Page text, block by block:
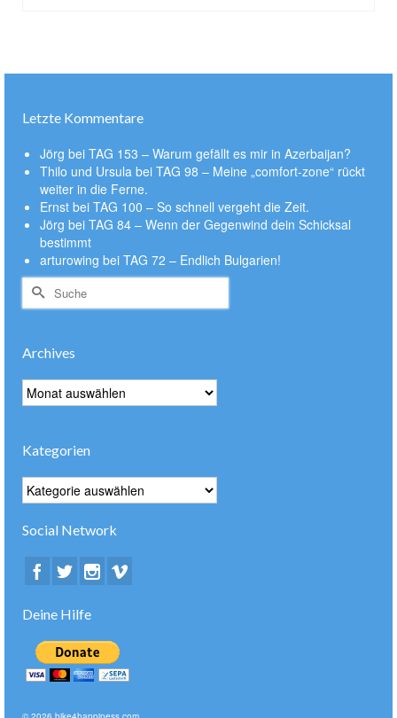
Letzte Kommentare
Jörg bei TAG 153 – Warum gefällt es mir in Azerbaijan?
Thilo und Ursula bei TAG 98 – Meine „comfort-zone“ rückt
weiter in die Ferne.
Ernst bei TAG 100 – So schnell vergeht die Zeit.
Jörg bei TAG 84 – Wenn der Gegenwind dein Schicksal
bestimmt
arturowing bei TAG 72 – Endlich Bulgarien!
Suche
nach:
Archives
Archives
Kategorien
Kategorien
Social Network
Deine Hilfe